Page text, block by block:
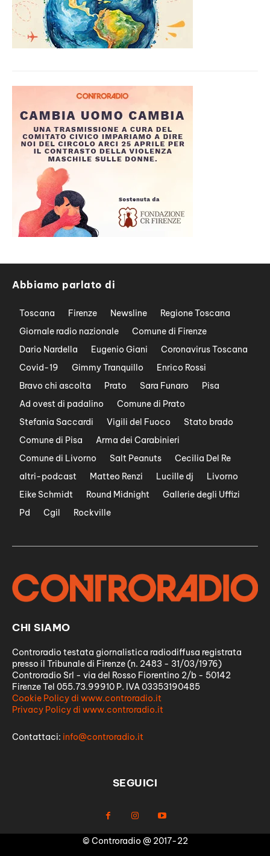
Abbiamo parlato di
Toscana Firenze Newsline
Regione Toscana
Giornale radio nazionale
Comune di Firenze
Dario Nardella
Eugenio Giani
Coronavirus Toscana
Covid-19
Gimmy Tranquillo
Enrico Rossi
Bravo chi ascolta
Prato Sara Funaro
Pisa
Ad ovest di padalino
Comune di Prato
Stefania Saccardi
Vigili del Fuoco
Stato brado
Comune di Pisa
Arma dei Carabinieri
Comune di Livorno
Salt Peanuts
Cecilia Del Re
altri-podcast
Matteo Renzi Lucille dj
Livorno
Eike Schmidt
Round Midnight
Gallerie degli Uffizi
Pd
Cgil Rockville
CHI SIAMO
Controradio testata giornalistica radiodiffusa registrata
presso il Tribunale di Firenze (n. 2483 - 31/03/1976)
Controradio Srl - via del Rosso Fiorentino 2/b - 50142
Firenze Tel 055.73.99910 P. IVA 03353190485
Cookie Policy di www.controradio.it
Privacy Policy di www.controradio.it
Contattaci: info@controradio.it
SEGUICI
© Controradio @ 2017-22